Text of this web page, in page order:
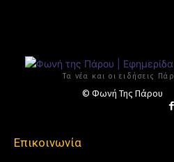
Τα νέα και οι ειδήσεις
© Φωνή Της Πάρου
Επικοινωνία